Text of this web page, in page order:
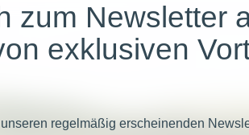
zum Newsletter
exklusiven
regelmäßig erscheinenden